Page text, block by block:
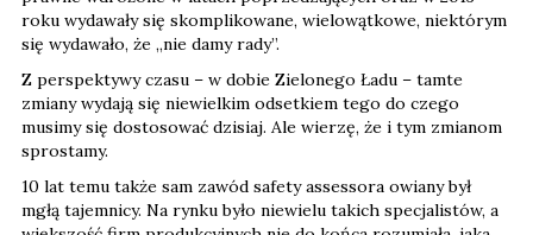
roku wydawały się skomplikowane, wielowątkowe, niektórym
się wydawało, że „nie damy rady”.
Z perspektywy czasu – w dobie Zielonego Ładu – tamte
zmiany wydają się niewielkim odsetkiem tego do czego
musimy się dostosować dzisiaj. Ale wierzę, że i tym zmianom
sprostamy.
10 lat temu także sam zawód safety assessora owiany był
mgłą tajemnicy. Na rynku było niewielu takich specjalistów, a